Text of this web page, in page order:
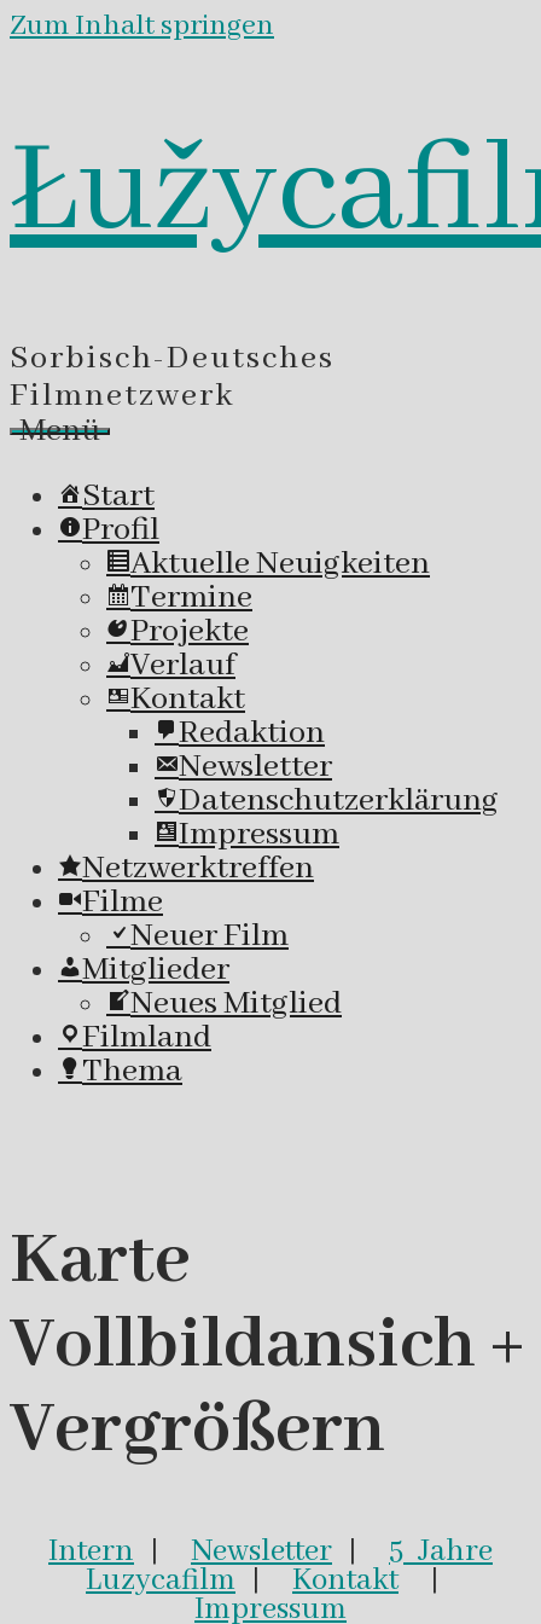
Zum Inhalt springen
Sorbisch-Deutsches
Filmnetzwerk
Menü
Start
Profil
Aktuelle Neuigkeiten
Termine
Projekte
Verlauf
Kontakt
Redaktion
Newsletter
Datenschutzerklärung
Impressum
Netzwerktreffen
Filme
Neuer Film
Mitglieder
Neues Mitglied
Filmland
Thema
Karte
Vollbildansich +
Vergrößern
Intern | Newsletter | 5 Jahre
Luzycafilm | Kontakt|
Impressum